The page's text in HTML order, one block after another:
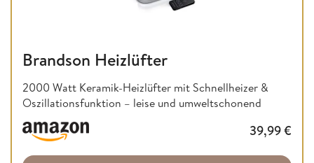
Brandson Heizlüfter
2000 Watt Keramik-Heizlüfter mit Schnellheizer &
Oszillationsfunktion – leise und umweltschonend
39,99€